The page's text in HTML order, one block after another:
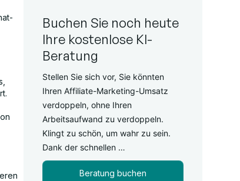
Buchen Sie noch heute
Ihre kostenlose KI-
Beratung
Stellen Sie sich vor, Sie könnten
Ihren Affiliate-Marketing-Umsatz
verdoppeln, ohne Ihren
Arbeitsaufwand zu verdoppeln.
Klingt zu schön, um wahr zu sein.
Dank der schnellen …
Beratung buchen